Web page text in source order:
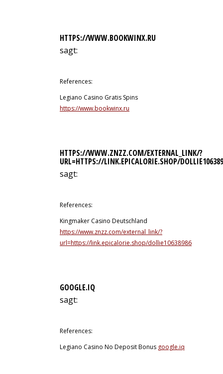
HTTPS://WWW.BOOKWINX.RU
sagt:
References:
Legiano Casino Gratis Spins
https://www.bookwinx.ru
HTTPS://WWW.ZNZZ.COM/EXTERNAL_LINK/?
URL=HTTPS://LINK.EPICALORIE.SHOP/
sagt:
References:
Kingmaker Casino Deutschland
https://www.znzz.com/external_link/?
url=https://link.epicalorie.shop/dollie10638986
GOOGLE.IQ
sagt:
References:
Legiano Casino No Deposit Bonus google.iq